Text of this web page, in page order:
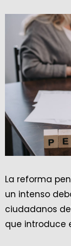
La reforma
un intenso
ciudadanos
que introduce